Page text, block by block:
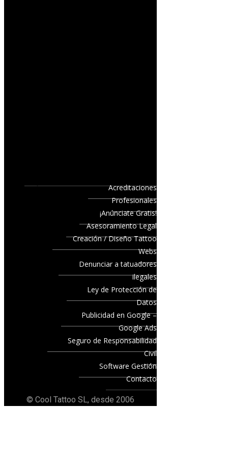
Acreditaciones
Profesionales
¡Anúnciate Gratis!
Asesoramiento Legal
Creación / Diseño Tattoo
Webs
Denunciar a tatuadores
ilegales
Ley de Protección de
Datos
Publicidad en Google –
Google Ads
Seguro de Responsabilidad
Civil
Software Gestión
Contacto
© Cool Tattoo SL, desde 2006